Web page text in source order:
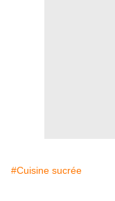
#Cuisine sucrée